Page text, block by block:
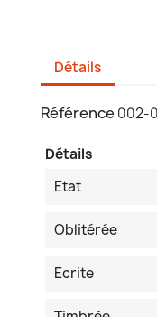
Détails
Référence 002-
Détails
Etat
Oblitérée
Ecrite